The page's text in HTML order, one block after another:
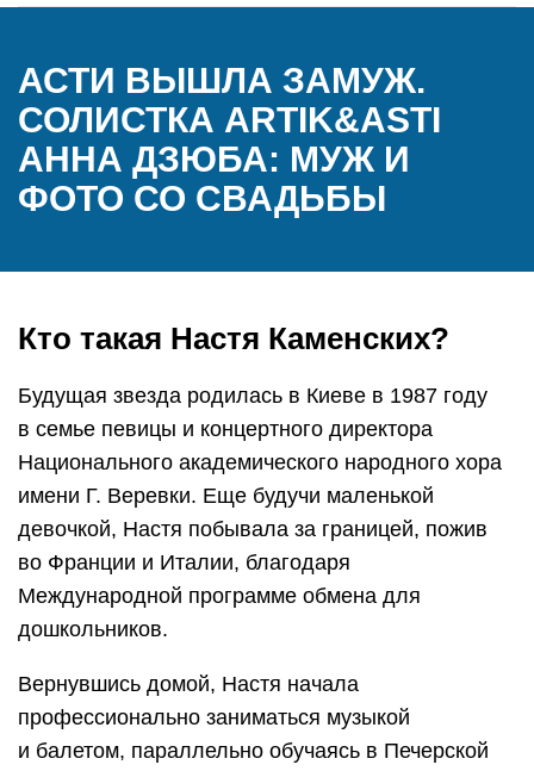
АСТИ ВЫШЛА ЗАМУЖ.
СОЛИСТКА ARTIK&ASTI
АННА ДЗЮБА: МУЖ И
ФОТО СО СВАДЬБЫ
Кто такая Настя Каменских?
Будущая звезда родилась в Киеве в 1987 году
в семье певицы и концертного директора
Национального академического народного хора
имени Г. Веревки. Еще будучи маленькой
девочкой, Настя побывала за границей, пожив
во Франции и Италии, благодаря
Международной программе обмена для
дошкольников.
Вернувшись домой, Настя начала
профессионально заниматься музыкой
и балетом, параллельно обучаясь в Печерской